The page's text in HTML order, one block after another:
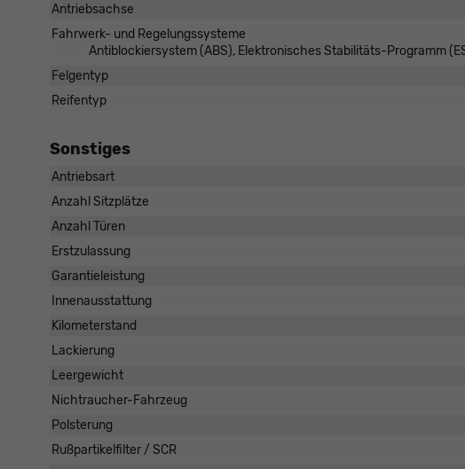
Antriebsachse
Fahrwerk- und Regelungssysteme
Antiblockiersystem (ABS), Elektronisches Stabilitäts-Programm
Felgentyp
Reifentyp
Sonstiges
Antriebsart
Anzahl Sitzplätze
Anzahl Türen
Erstzulassung
Garantieleistung
Innenausstattung
Kilometerstand
Lackierung
Leergewicht
Nichtraucher-Fahrzeug
Polsterung
Rußpartikelfilter / SCR